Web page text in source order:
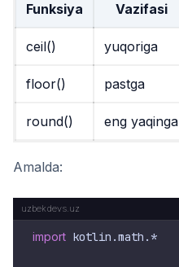
Funksiya Vazifasi
ceil() yuqoriga
floor() pastga
round() eng yaqinga
Amalda:
import kotlin.math.*